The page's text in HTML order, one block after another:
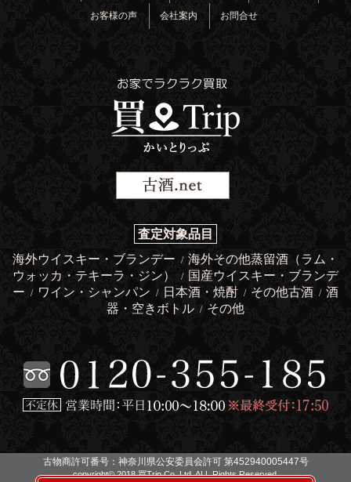
お客様の声 会社案内 お問合せ
査定対象品目
海外ウイスキー・ブランデー / 海外その他蒸留酒（ラム・
ウォッカ・テキーラ・ジン）
/ 国産ウイスキー・ブランデ
ー / ワイン・シャンパン / 日本酒・焼酎 / その他古酒 / 酒
器・空きボトル / その他
古物商許可番号：神奈川県公安委員会許可 第452940005447号
copyright© 2018 買Trip Co.,Ltd. ALL Rights Reserved.